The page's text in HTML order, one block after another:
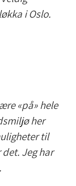
i Oslo.
«på» hele
her
til
Jeg har